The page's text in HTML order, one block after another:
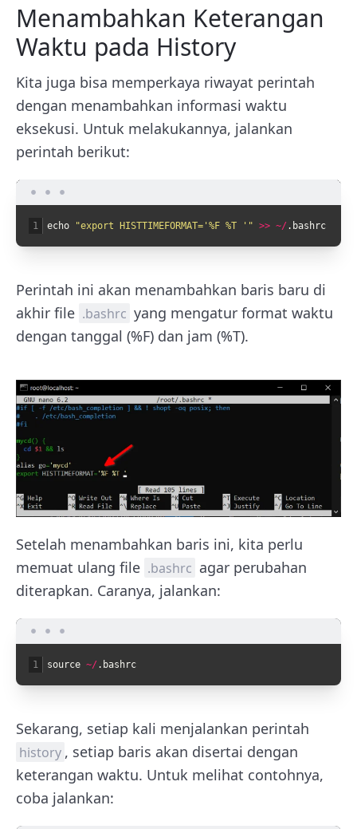
Menambahkan Keterangan
Waktu pada History
Kita juga bisa memperkaya riwayat perintah
dengan menambahkan informasi waktu
eksekusi. Untuk melakukannya, jalankan
perintah berikut:
1 echo "export HISTTIMEFORMAT='%F %T '" >> ~/ . bashrc
Perintah ini akan menambahkan baris baru di
akhir file .bashrc yang mengatur format waktu
dengan tanggal (%F) dan jam (%T).
Setelah menambahkan baris ini, kita perlu
memuat ulang file .bashrc agar perubahan
diterapkan. Caranya, jalankan:
1 source ~/ . bashrc
Sekarang, setiap kali menjalankan perintah
history , setiap baris akan disertai dengan
keterangan waktu. Untuk melihat contohnya,
coba jalankan: